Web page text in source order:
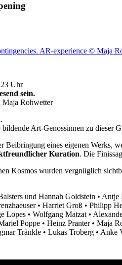
AR-experience © Maja
Uhr
sein.
Maja Rohwetter
Art-Genossinnen zu dieser
Beibringung eines eigenen Werks,
Kuration. Die
Kosmos wurden vergnüglich
und Hannah Goldstein •
• Harriet Groß • Philipp
Lopes • Wolfgang Matzat •
Poppe • Heinz Pranter • Maja
Tränkle • Lukas Troberg •